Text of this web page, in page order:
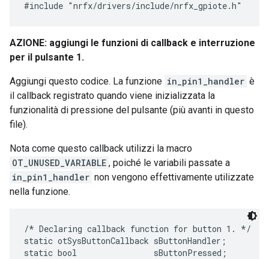
AZIONE: aggiungi le funzioni di callback e interruzione
per il pulsante 1.
Aggiungi questo codice. La funzione in_pin1_handler è
il callback registrato quando viene inizializzata la
funzionalità di pressione del pulsante (più avanti in questo
file).
Nota come questo callback utilizzi la macro
OT_UNUSED_VARIABLE , poiché le variabili passate a
in_pin1_handler non vengono effettivamente utilizzate
nella funzione.
/* Declaring callback function for button 1. */
static otSysButtonCallback sButtonHandler;
static bool                sButtonPressed;